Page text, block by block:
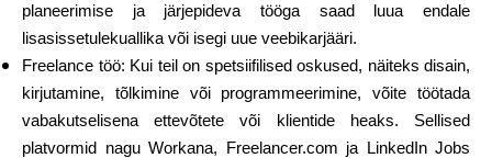
ask@scrambleup.com
+372 712 2955
planeerimise ja järjepideva tööga saad luua endale
lisasissetulekuallika või isegi uue veebikarjääri.
Freelance töö: Kui teil on spetsiifilised oskused, näiteks disain,
kirjutamine, tõlkimine või programmeerimine, võite töötada
vabakutselisena ettevõtete või klientide heaks. Sellised
platvormid nagu Workana, Freelancer.com ja LinkedIn Jobs